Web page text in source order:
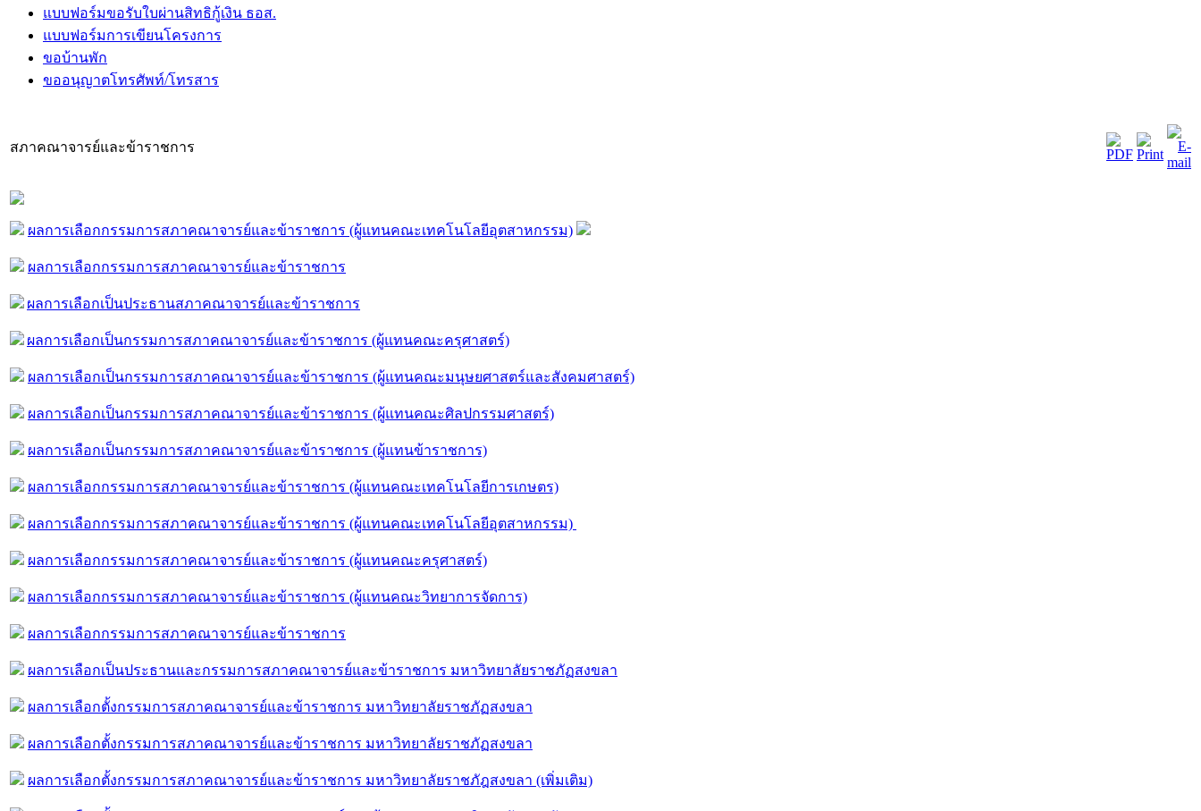
แบบฟอร์มขอรับใบผ่านสิทธิกู้เงิน ธอส.
แบบฟอร์มการเขียนโครงการ
ขอบ้านพัก
ขออนุญาตโทรศัพท์/โทรสาร
สภาคณาจารย์และข้าราชการ
ผลการเลือกกรรมการสภาคณาจารย์และข้าราชการ (ผู้แทนคณะเทคโนโลยีอุตสาหกรรม)
ผลการเลือกกรรมการสภาคณาจารย์และข้าราชการ
ผลการเลือกเป็นประธานสภาคณาจารย์และข้าราชการ
ผลการเลือกเป็นกรรมการสภาคณาจารย์และข้าราชการ (ผู้แทนคณะครุศาสตร์)
ผลการเลือกเป็นกรรมการสภาคณาจารย์และข้าราชการ (ผู้แทนคณะมนุษยศาสตร์และสังคมศาสตร์)
ผลการเลือกเป็นกรรมการสภาคณาจารย์และข้าราชการ (ผู้แทนคณะศิลปกรรมศาสตร์)
ผลการเลือกเป็นกรรมการสภาคณาจารย์และข้าราชการ (ผู้แทนข้าราชการ)
ผลการเลือกกรรมการสภาคณาจารย์และข้าราชการ (ผู้แทนคณะเทคโนโลยีการเกษตร)
ผลการเลือกกรรมการสภาคณาจารย์และข้าราชการ (ผู้แทนคณะเทคโนโลยีอุตสาหกรรม)
ผลการเลือกกรรมการสภาคณาจารย์และข้าราชการ (ผู้แทนคณะครุศาสตร์)
ผลการเลือกกรรมการสภาคณาจารย์และข้าราชการ (ผู้แทนคณะวิทยาการจัดการ)
ผลการเลือกกรรมการสภาคณาจารย์และข้าราชการ
ผลการเลือกเป็นประธานและกรรมการสภาคณาจารย์และข้าราชการ มหาวิทยาลัยราชภัฏสงขลา
ผลการเลือกตั้งกรรมการสภาคณาจารย์และข้าราชการ มหาวิทยาลัยราชภัฏสงขลา
ผลการเลือกตั้งกรรมการสภาคณาจารย์และข้าราชการ มหาวิทยาลัยราชภัฏสงขลา
ผลการเลือกตั้งกรรมการสภาคณาจารย์และข้าราชการ มหาวิทยาลัยราชภัฎสงขลา (เพิ่มเติม)